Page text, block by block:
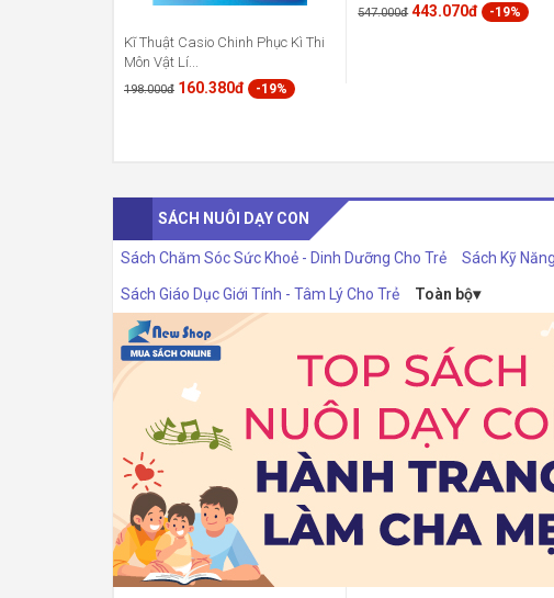
Kĩ Thuật Casio Chinh Phục Kì Thi
Môn Vật Lí...
198.000đ 160.380đ -19%
547.000đ 443.070đ -19%
SÁCH NUÔI DẠY CON
Sách Chăm Sóc Sức Khoẻ - Dinh Dưỡng Cho Trẻ Sách Kỹ
Sách Giáo Dục Giới Tính - Tâm Lý Cho Trẻ Toàn bộ